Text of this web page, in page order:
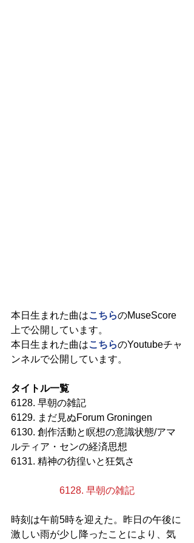
本日生まれた曲はこちらのMuseScore
上で公開しています。
本日生まれた曲はこちらのYoutubeチャ
ンネルで公開しています。
タイトル一覧
6128. 早朝の雑記
6129. まだ見ぬForum Groningen
6130. 創作活動と瞑想の意識状態/アマ
ルティア・センの経済思想
6131. 精神の彷徨いと狂気さ
6128. 早朝の雑記
時刻は午前5時を迎えた。昨日の午後に
激しい雨が少し降ったことにより、気